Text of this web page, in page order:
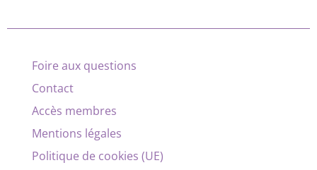
Foire aux questions
Contact
Accès membres
Mentions légales
Politique de cookies (UE)